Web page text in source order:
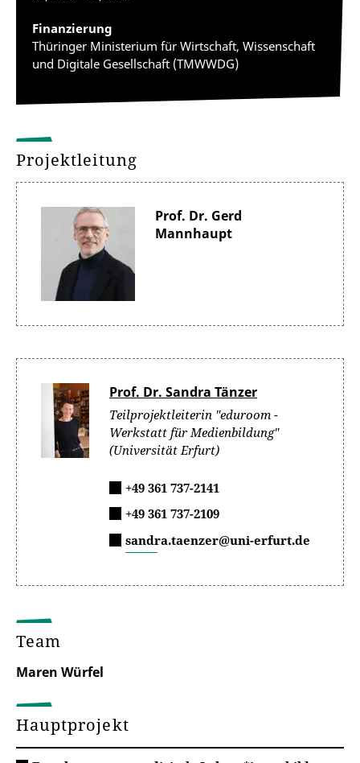
Finanzierung
Thüringer Ministerium für Wirtschaft, Wissenschaft
und Digitale Gesellschaft (TMWWDG)
Projektleitung
Prof. Dr. Gerd
Mannhaupt
Prof. Dr. Sandra Tänzer
Teilprojektleiterin "eduroom -
Werkstatt für Medienbildung"
(Universität Erfurt)
+49 361 737-2141
+49 361 737-2109
sandra.taenzer@uni-erfurt.de
Team
Maren Würfel
Hauptprojekt